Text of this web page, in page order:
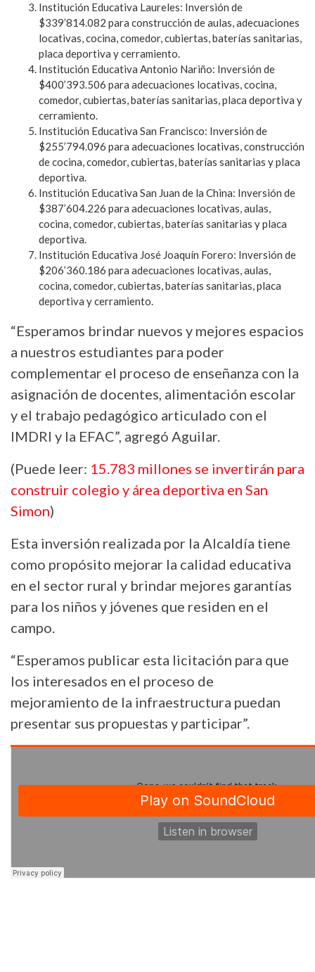
Institución Educativa Laureles: Inversión de
$339’814.082 para construcción de aulas, adecuaciones
locativas, cocina, comedor, cubiertas, baterías sanitarias,
placa deportiva y cerramiento.
Institución Educativa Antonio Nariño: Inversión de
$400’393.506 para adecuaciones locativas, cocina,
comedor, cubiertas, baterías sanitarias, placa deportiva y
cerramiento.
Institución Educativa San Francisco: Inversión de
$255’794.096 para adecuaciones locativas, construcción
de cocina, comedor, cubiertas, baterías sanitarias y placa
deportiva.
Institución Educativa San Juan de la China: Inversión de
$387’604.226 para adecuaciones locativas, aulas,
cocina, comedor, cubiertas, baterías sanitarias y placa
deportiva.
Institución Educativa José Joaquín Forero: Inversión de
$206’360.186 para adecuaciones locativas, aulas,
cocina, comedor, cubiertas, baterías sanitarias, placa
deportiva y cerramiento.
“Esperamos brindar nuevos y mejores espacios
a nuestros estudiantes para poder
complementar el proceso de enseñanza con la
asignación de docentes, alimentación escolar
y el trabajo pedagógico articulado con el
IMDRI y la EFAC”, agregó Aguilar.
(Puede leer: 15.783 millones se invertirán para
construir colegio y área deportiva en San
Simon)
Esta inversión realizada por la Alcaldía tiene
como propósito mejorar la calidad educativa
en el sector rural y brindar mejores garantías
para los niños y jóvenes que residen en el
campo.
“Esperamos publicar esta licitación para que
los interesados en el proceso de
mejoramiento de la infraestructura puedan
presentar sus propuestas y participar”.